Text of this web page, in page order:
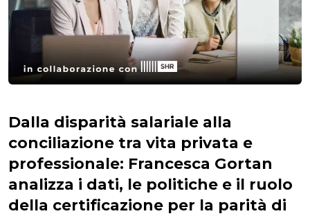
Dalla disparità salariale alla
conciliazione tra vita privata e
professionale: Francesca Gortan
analizza i dati, le politiche e il ruolo
della certificazione per la parità di